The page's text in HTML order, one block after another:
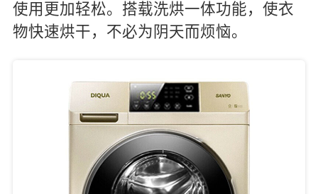
使用更加轻松。搭载洗烘一体功能，使衣
物快速烘干，不必为阴天而烦恼。